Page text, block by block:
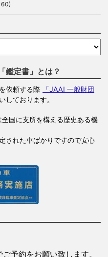
鑑定書」とは？
依頼する際
「JAAI 一般財団
しております。
国に支所を構える歴史ある機
された車ばかりですので安心
予約をお願い致します。